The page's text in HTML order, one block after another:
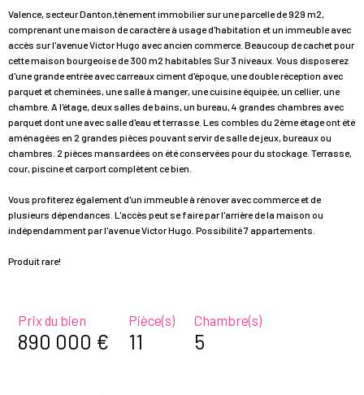
Valence, secteur Danton,tènement immobilier sur une parcelle de 929 m2,
comprenant une maison de caractère à usage d'habitation et un immeuble avec
accès sur l'avenue Victor Hugo avec ancien commerce. Beaucoup de cachet pour
cette maison bourgeoise de 300 m2 habitables Sur 3 niveaux. Vous disposerez
d'une grande entrée avec carreaux ciment d'époque, une double réception avec
parquet et cheminées, une salle à manger, une cuisine équipée, un cellier, une
chambre. A l'étage, deux salles de bains, un bureau, 4 grandes chambres avec
parquet dont une avec salle d'eau et terrasse. Les combles du 2ème étage ont été
aménagées en 2 grandes pièces pouvant servir de salle de jeux, bureaux ou
chambres. 2 pièces mansardées on été conservées pour du stockage. Terrasse,
cour, piscine et carport complètent ce bien.
Vous profiterez également d'un immeuble à rénover avec commerce et de
plusieurs dépendances. L'accès peut se faire par l'arrière de la maison ou
indépendamment par l'avenue Victor Hugo. Possibilité 7 appartements.
Produit rare!
Prix du bien
890 000 €
Pièce(s)
11
Chambre(s)
5